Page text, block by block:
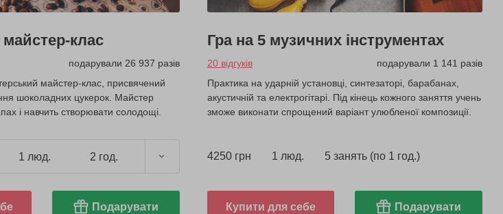
клас
подарували 26 937 разів
майстер-клас, присвячений
шоколадних цукерок. Майстер
і навчить створювати солодощі.
1 люд. 2 год.
Подарувати
Гра на 5 музичних інструментах
20 відгуків
подарували 1 141 разів
Практика на ударній установці, синтезаторі, барабанах,
акустичній та електрогітарі. Під кінець кожного заняття учень
зможе виконати спрощений варіант улюбленої композиції.
4250 грн 1 люд. 5 занять (по 1 год.)
Купити для себе Подарувати